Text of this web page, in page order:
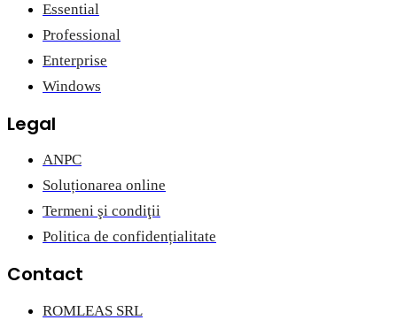
Essential
Professional
Enterprise
Windows
Legal
ANPC
Soluționarea online
Termeni şi condiţii
Politica de confidențialitate
Contact
ROMLEAS SRL